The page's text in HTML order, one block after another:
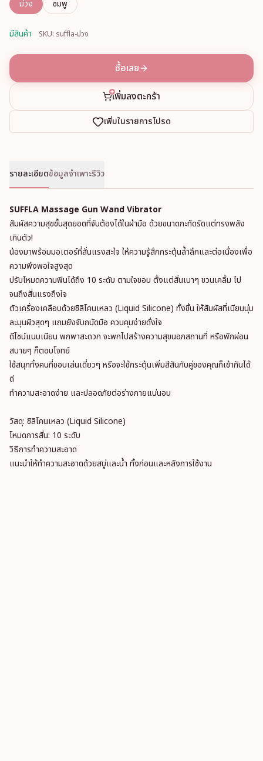
ม่วง
ชมพู
มีสินค้า SKU: suffla-ม่วง
ซื้อเลย
เพิ่มลงตะกร้า
เพิ่มในรายการโปรด
รายละเอียดข้อมูลจำเพาะรีวิว
SUFFLA Massage Gun Wand Vibrator
สัมผัสความสุขขั้นสุดยอดที่จับต้องได้ในฝ่ามือ ด้วยขนาดกะทัดรัดแต่ทรงพลัง
เกินตัว!
น้องมาพร้อมมอเตอร์ที่สั่นแรงสะใจ ให้ความรู้สึกกระตุ้นล้ำลึกและต่อเนื่องเพื่อ
ความพึงพอใจสูงสุด
ปรับโหมดความฟินได้ถึง 10 ระดับ ตามใจชอบ ตั้งแต่สั่นเบาๆ ชวนเคลิ้ม ไป
จนถึงสั่นแรงถึงใจ
ตัวเครื่องเคลือบด้วยซิลิโคนเหลว (Liquid Silicone) ทั้งชิ้น ให้สัมผัสที่เนียนนุ่ม
ละมุนผิวสุดๆ แถมยังจับถนัดมือ ควบคุมง่ายดั่งใจ
ดีไซน์แนบเนียน พกพาสะดวก จะพกไปสร้างความสุขนอกสถานที่ หรือพักผ่อน
สบายๆ ก็ตอบโจทย์
ใช้สนุกทั้งคนที่ชอบเล่นเดี่ยวๆ หรือจะใช้กระตุ้นเพิ่มสีสันกับคู่ของคุณก็เข้ากันได้
ดี
ทำความสะอาดง่าย และปลอดภัยต่อร่างกายแน่นอน
วัสดุ: ซิลิโคนเหลว (Liquid Silicone)
โหมดการสั่น: 10 ระดับ
วิธีการทำความสะอาด
แนะนำให้ทำความสะอาดด้วยสบู่และน้ำ ทั้งก่อนและหลังการใช้งาน